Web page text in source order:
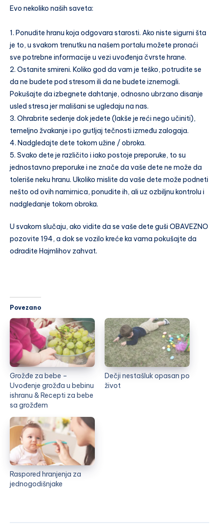
Evo nekoliko naših saveta:
1. Ponudite hranu koja odgovara starosti. Ako niste sigurni šta
je to, u svakom trenutku na našem portalu možete pronaći
sve potrebne informacije u vezi uvođenja čvrste hrane.
2. Ostanite smireni. Koliko god da vam je teško, potrudite se
da ne budete pod stresom ili da ne budete iznemogli.
Pokušajte da izbegnete dahtanje, odnosno ubrzano disanje
usled stresa jer mališani se ugledaju na nas.
3. Ohrabrite sedenje dok jedete (lakše je reći nego učiniti),
temeljno žvakanje i po gutljaj tečnosti između zalogaja. ⠀
4. Nadgledajte dete tokom užine / obroka. ⠀
5. Svako dete je različito i iako postoje preporuke, to su
jednostavno preporuke i ne znače da vaše dete ne može da
toleriše neku hranu. Ukoliko mislite da vaše dete može podneti
nešto od ovih namirnica, ponudite ih, ali uz ozbiljnu kontrolu i
nadgledanje tokom obroka.
U svakom slučaju, ako vidite da se vaše dete guši OBAVEZNO
pozovite 194, a dok se vozilo kreće ka vama pokušajte da
odradite Hajmlihov zahvat.
Povezano
Grožđe za bebe –
Uvođenje grožđa u bebinu
ishranu & Recepti za bebe
sa grožđem
Dečji nestašluk opasan po
život
Raspored hranjenja za
jednogodišnjake